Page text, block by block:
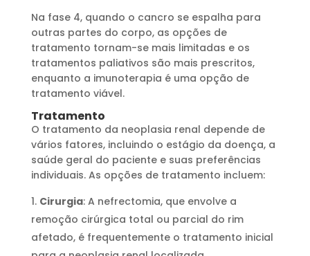
Na fase 4, quando o cancro se espalha para
outras partes do corpo, as opções de
tratamento tornam-se mais limitadas e os
tratamentos paliativos são mais prescritos,
enquanto a imunoterapia é uma opção de
tratamento viável.
Tratamento
O tratamento da neoplasia renal depende de
vários fatores, incluindo o estágio da doença, a
saúde geral do paciente e suas preferências
individuais. As opções de tratamento incluem:
Cirurgia: A nefrectomia, que envolve a
remoção cirúrgica total ou parcial do rim
afetado, é frequentemente o tratamento inicial